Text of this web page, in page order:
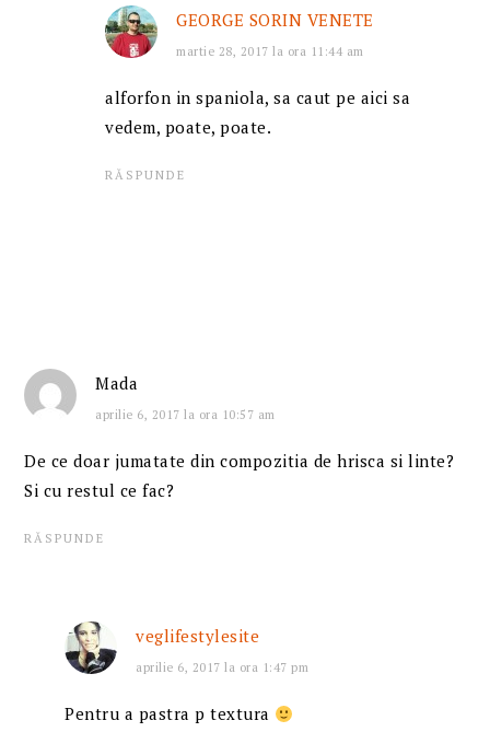
GEORGE SORIN VENETE
martie 28, 2017 la ora 11:44 am
alforfon in spaniola, sa caut pe aici sa
vedem, poate, poate.
RĂSPUNDE
Mada
aprilie 6, 2017 la ora 10:57 am
De ce doar jumatate din compozitia de hrisca si linte?
Si cu restul ce fac?
RĂSPUNDE
veglifestylesite
aprilie 6, 2017 la ora 1:47 pm
Pentru a pastra p textura